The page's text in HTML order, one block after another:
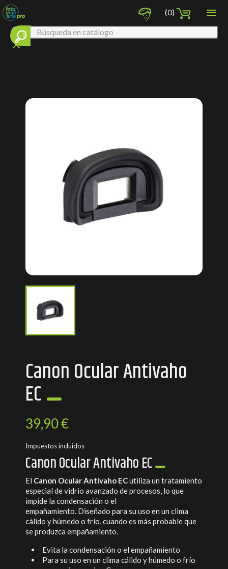

(0)
clear
Canon Ocular Antivaho
EC
39,90 €
Impuestos incluidos
Canon Ocular Antivaho EC
El Canon Ocular Antivaho ECutiliza un tratamiento
especial de vidrio avanzado de procesos, lo que
impide la condensación o el
empañamiento. Diseñado para su uso en un clima
cálido y húmedo o frío, cuando es más probable que
se produzca empañamiento.
Evita la condensación o el empañamiento
Para su uso en un clima cálido y húmedo o frío